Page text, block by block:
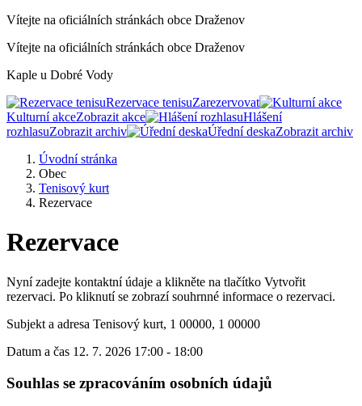
Vítejte na oficiálních stránkách obce Draženov
Vítejte na oficiálních stránkách obce Draženov
Kaple u Dobré Vody
Rezervace tenisuZarezervovat
Kulturní akceZobrazit akce
Hlášení
rozhlasuZobrazit archiv Úřední deskaZobrazit archiv
Úvodní stránka
Obec
Tenisový kurt
Rezervace
Rezervace
Nyní zadejte kontaktní údaje a klikněte na tlačítko Vytvořit
rezervaci. Po kliknutí se zobrazí souhrnné informace o rezervaci.
Subjekt a adresa Tenisový kurt, 1 00000, 1 00000
Datum a čas 12. 7. 2026 17:00 - 18:00
Souhlas se zpracováním osobních údajů